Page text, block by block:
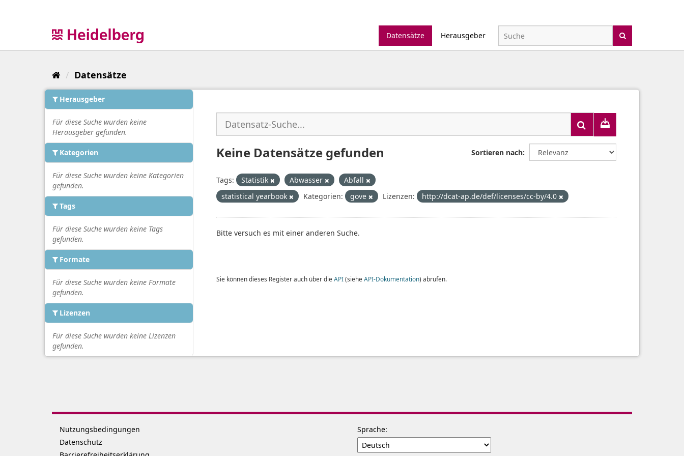
Datensätze
Herausgeber
Datensätze
Herausgeber
Für diese Suche wurden keine
Herausgeber gefunden.
Kategorien
Für diese Suche wurden keine Kategorien
gefunden.
Tags
Für diese Suche wurden keine Tags
gefunden.
Formate
Für diese Suche wurden keine Formate
gefunden.
Lizenzen
Für diese Suche wurden keine Lizenzen
gefunden.
Sortieren nach
Keine Datensätze gefunden
Tags: Statistik Abwasser
Abfall
statistical yearbook
Kategorien: gove Lizenzen: http://dcat-ap.de/def/licenses/cc-by/4.0
Bitte versuch es mit einer anderen Suche.
Sie können dieses Register auch über die API(siehe API-Dokumentation) abrufen.
Nutzungsbedingungen
Datenschutz
Sprache